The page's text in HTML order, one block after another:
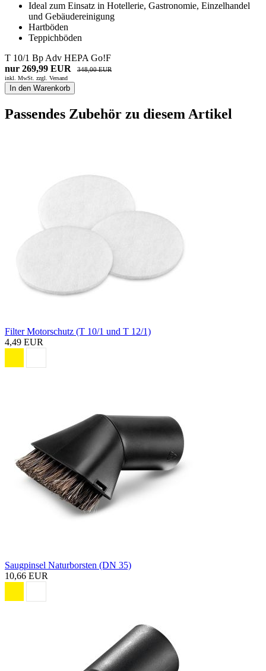
Ideal zum Einsatz in Hotellerie, Gastronomie, Einzelhandel
und Gebäudereinigung
Hartböden
Teppichböden
T 10/1 Bp Adv HEPA Go!F
nur 269,99 EUR
348,00 EUR
inkl. MwSt. zzgl. Versand
In den Warenkorb
Passendes Zubehör zu diesem Artikel
Filter Motorschutz (T 10/1 und T 12/1)
4,49 EUR
Saugpinsel Naturborsten (DN 35)
10,66 EUR